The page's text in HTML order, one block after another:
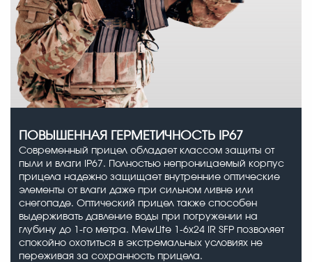
ПОВЫШЕННАЯ ГЕРМЕТИЧНОСТЬ IP67
Современный прицел обладает классом защиты от
пыли и влаги IP67. Полностью непроницаемый корпус
прицела надежно защищает внутренние оптические
элементы от влаги даже при сильном ливне или
снегопаде. Оптический прицел также способен
выдерживать давление воды при погружении на
глубину до 1-го метра. MewLite 1-6x24 IR SFP позволяет
спокойно охотиться в экстремальных условиях не
переживая за сохранность прицела.